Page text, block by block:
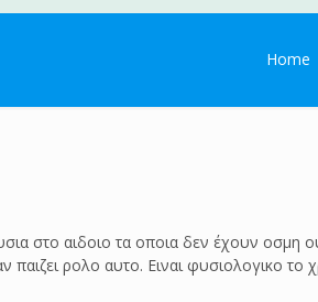
Home
στο αιδοιο τα οποια δεν έχουν οσμη
ρολο αυτο. Ειναι φυσιολογικο το